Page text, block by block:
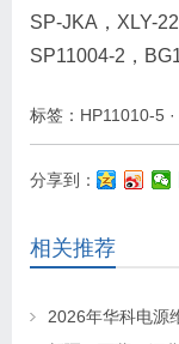
SP-JKA，XLY-
SP11004-2，
标签： HP11010-5 ·
分享到：
相关推荐